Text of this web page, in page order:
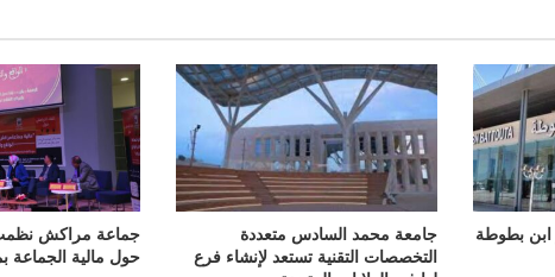
بطوطة
جامعة محمد السادس متعددة
التخصصات التقنية تستعد لإنشاء فرع
جماعة مراكش نظمت
حول مالية الجماعة